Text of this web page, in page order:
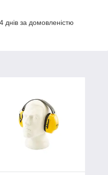
за домовленістю